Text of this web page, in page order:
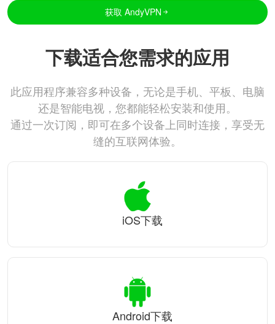
获取 AndyVPN
下载适合您需求的应用
此应用程序兼容多种设备，无论是手机、平板、电脑
还是智能电视，您都能轻松安装和使用。
通过一次订阅，即可在多个设备上同时连接，享受无
缝的互联网体验。
iOS下载
Android下载